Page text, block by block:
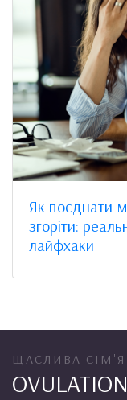
Як поєднати
згоріти:
лайфхаки
ЩАСЛИВА СІМ'Я